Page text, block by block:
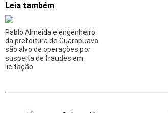
Leia também
Pablo Almeida e engenheiro
da prefeitura de Guarapuava
são alvo de operações por
suspeita de fraudes em
licitação